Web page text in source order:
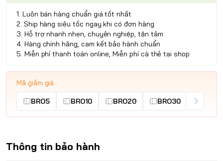
1. Luôn bán hàng chuẩn giá tốt nhất
2. Ship hàng siêu tốc ngay khi có đơn hàng
3. Hỗ trợ nhanh nhẹn, chuyên nghiệp, tận tâm
4. Hàng chính hãng, cam kết bảo hành chuẩn
5. Miễn phí thanh toán online, Miễn phí cà thẻ tại shop
Mã giảm giá
BRO5 BRO10 BRO20 BRO30
Thông tin bảo hành